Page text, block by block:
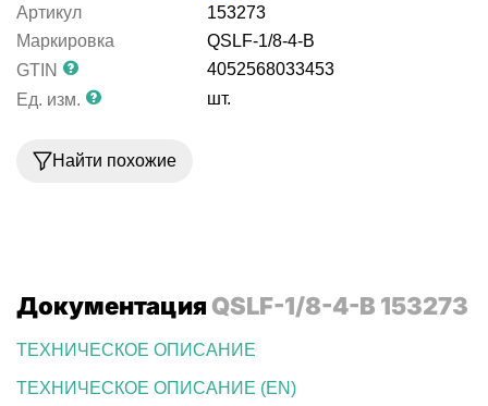
Артикул
153273
Маркировка
QSLF-1/8-4-B
GTIN
4052568033453
Ед. изм.
шт.
Найти похожие
Документация QSLF-1/8-4-B 153273
ТЕХНИЧЕСКОЕ ОПИСАНИЕ
ТЕХНИЧЕСКОЕ ОПИСАНИЕ (EN)